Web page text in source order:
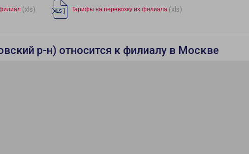
(xls) Тарифы на перевозку из филиала (xls)
р-н) относится к филиалу в Москве